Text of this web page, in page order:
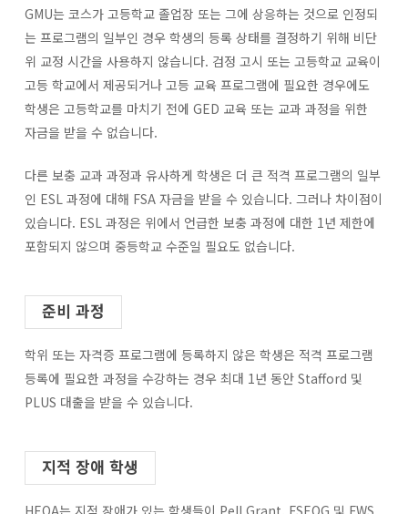
GMU는 코스가 고등학교 졸업장 또는 그에 상응하는 것으로 인정되
는 프로그램의 일부인 경우 학생의 등록 상태를 결정하기 위해 비단
위 교정 시간을 사용하지 않습니다. 검정 고시 또는 고등학교 교육이
고등 학교에서 제공되거나 고등 교육 프로그램에 필요한 경우에도
학생은 고등학교를 마치기 전에 GED 교육 또는 교과 과정을 위한
자금을 받을 수 없습니다.
다른 보충 교과 과정과 유사하게 학생은 더 큰 적격 프로그램의 일부
인 ESL 과정에 대해 FSA 자금을 받을 수 있습니다. 그러나 차이점이
있습니다. ESL 과정은 위에서 언급한 보충 과정에 대한 1년 제한에
포함되지 않으며 중등학교 수준일 필요도 없습니다.
준비 과정
학위 또는 자격증 프로그램에 등록하지 않은 학생은 적격 프로그램
등록에 필요한 과정을 수강하는 경우 최대 1년 동안 Stafford 및
PLUS 대출을 받을 수 있습니다.
지적 장애 학생
HEOA는 지적 장애가 있는 학생들이 Pell Grant, FSEOG 및 FWS